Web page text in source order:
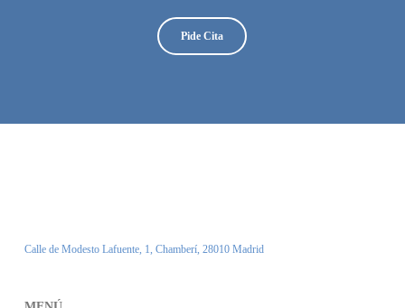
Pide Cita
Calle de Modesto Lafuente, 1, Chamberí, 28010 Madrid